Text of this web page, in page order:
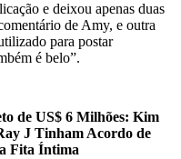
e deixou apenas duas
de Amy, e outra
para postar
é belo”.
de US$ 6 Milhões: Kim
J Tinham Acordo de
Fita Íntima